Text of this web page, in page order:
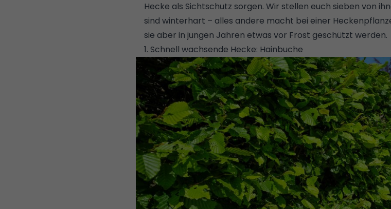
Hecke als Sichtschutz sorgen. Wir stellen euch sieben von
sind winterhart – alles andere macht bei einer
sie aber in jungen Jahren etwas vor Frost geschützt werden.
1. Schnell wachsende Hecke: Hainbuche